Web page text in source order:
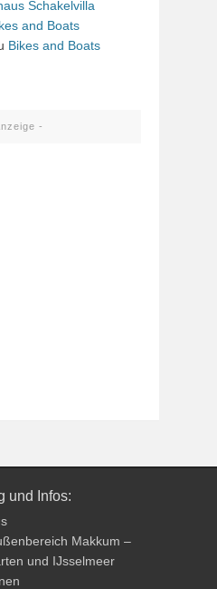
Schakelvilla
and Boats
Bikes and Boats
-
und Infos:
Makkum –
und IJsselmeer